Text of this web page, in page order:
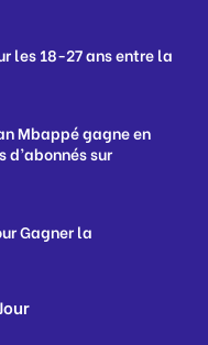
les 18-27 ans entre la
Mbappé gagne en
sur
Gagner la